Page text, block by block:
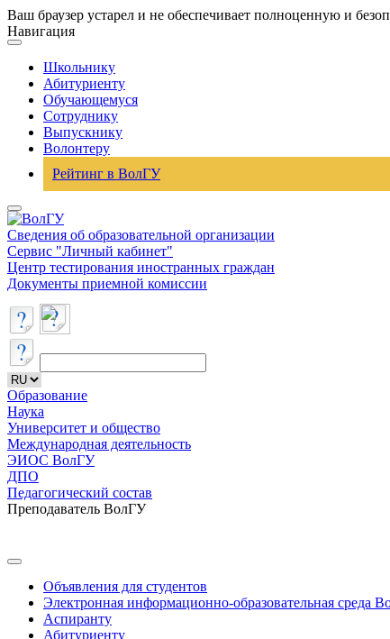
Ваш браузер устарел и не обеспечивает полноценную и
Навигация
Школьнику
Абитуриенту
Обучающемуся
Сотруднику
Выпускнику
Волонтеру
Рейтинг в ВолГУ
Сведения об образовательной организации
Сервис "Личный кабинет"
Центр тестирования иностранных граждан
Документы приемной комиссии
Образование
Наука
Университет и общество
Международная деятельность
ЭИОС ВолГУ
ДПО
Педагогический состав
Преподаватель ВолГУ
Объявления для студентов
Электронная информационно-образовательная среда
Аспиранту
Абитуриенту